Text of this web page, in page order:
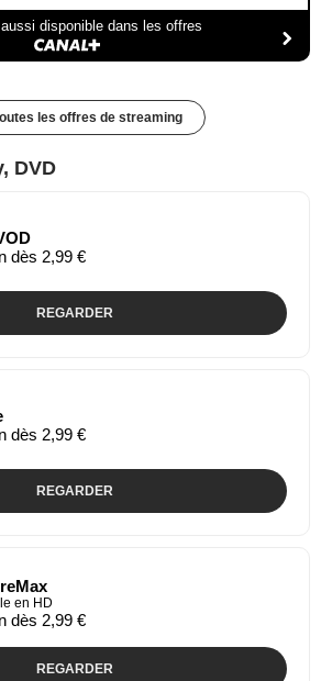
disponible dans les offres
les offres de streaming
DVD
dès 2,99 €
REGARDER
dès 2,99 €
REGARDER
en HD
dès 2,99 €
REGARDER